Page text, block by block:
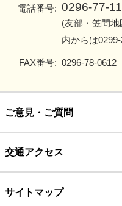
電話番号: 0296-77-
(友部・笠間
内からは
FAX番号: 0296-78-0612
ご意見・ご質問
交通アクセス
サイトマップ